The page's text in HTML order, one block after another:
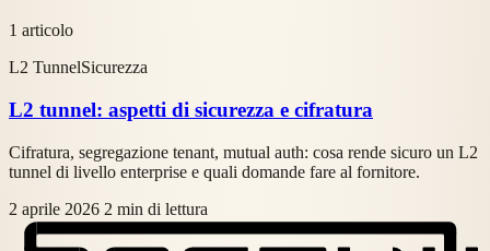
1 articolo
L2 TunnelSicurezza
L2 tunnel: aspetti di sicurezza e cifratura
Cifratura, segregazione tenant, mutual auth: cosa rende sicuro un L2
tunnel di livello enterprise e quali domande fare al fornitore.
2 aprile 2026 2 min di lettura